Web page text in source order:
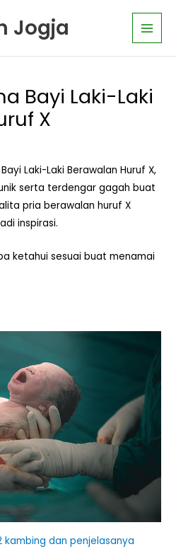
Jogja
Main
Bayi Laki-Laki
X
Laki-Laki Berawalan Huruf X,
serta terdengar gagah buat
pria berawalan huruf X
inspirasi.
ketahui sesuai buat menamai
kambing dan penjelasanya